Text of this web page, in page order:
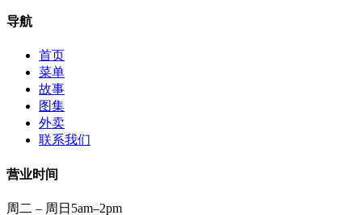
导航
首页
菜单
故事
图集
外卖
联系我们
营业时间
周二 – 周日 5am–2pm